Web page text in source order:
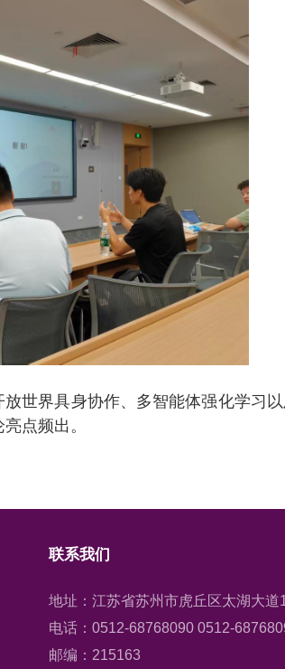
世界具身协作、多智能体强化学习
点频出。
联系我们
地址：江苏省苏州市虎丘区太湖大
电话：0512-68768090 0512-
邮编：215163